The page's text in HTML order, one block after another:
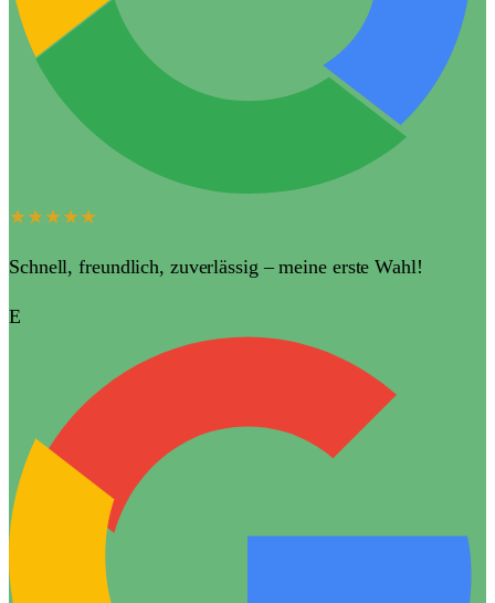
★★★★★
Schnell, freundlich, zuverlässig – meine erste Wahl!
E